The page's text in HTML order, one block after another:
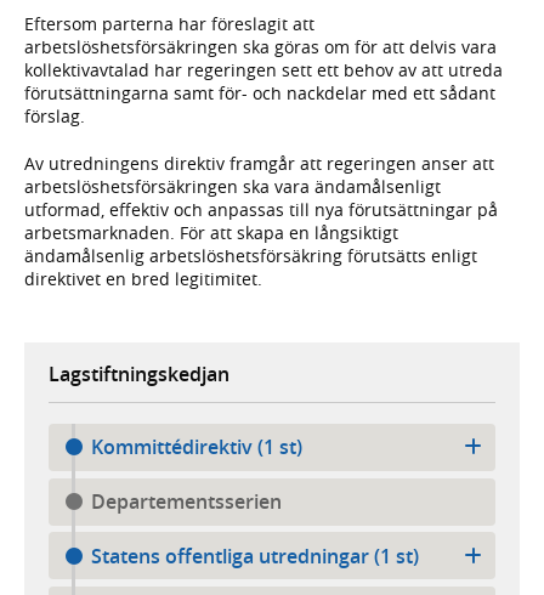
Eftersom parterna har föreslagit att
arbetslöshetsförsäkringen ska göras om för att delvis vara
kollektivavtalad har regeringen sett ett behov av att utreda
förutsättningarna samt för- och nackdelar med ett sådant
förslag.
Av utredningens direktiv framgår att regeringen anser att
arbetslöshetsförsäkringen ska vara ändamålsenligt
utformad, effektiv och anpassas till nya förutsättningar på
arbetsmarknaden. För att skapa en långsiktigt
ändamålsenlig arbetslöshetsförsäkring förutsätts enligt
direktivet en bred legitimitet.
Lagstiftningskedjan
Kommittédirektiv (1 st)
Departementsserien
Statens offentliga utredningar (1 st)